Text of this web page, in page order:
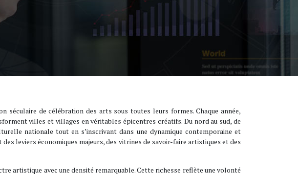
de célébration des arts sous toutes leurs formes. Chaque année,
villes et villages en véritables épicentres créatifs. Du nord au sud, de
nationale tout en s’inscrivant dans une dynamique contemporaine et
leviers économiques majeurs, des vitrines de savoir-faire artistiques et des
artistique avec une densité remarquable. Cette richesse reflète une volonté